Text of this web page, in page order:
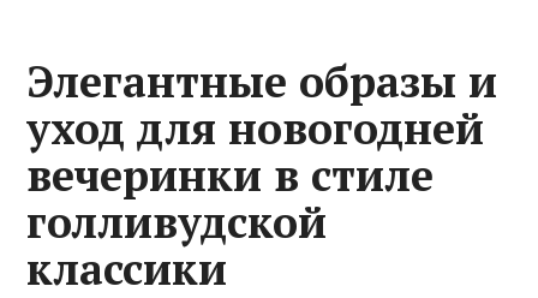
Элегантные образы и
уход для новогодней
вечеринки в стиле
голливудской
классики